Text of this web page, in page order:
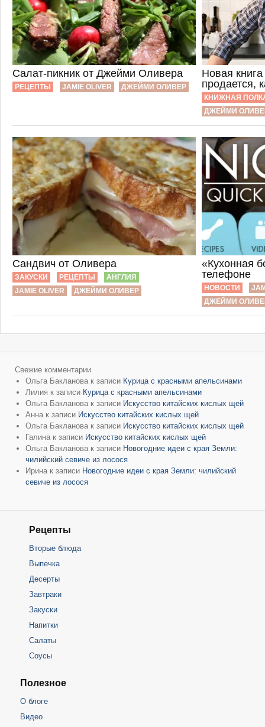
Салат-пикник от Джейми Оливера
РЕЦЕПТЫ JAMIE OLIVER ДЖЕЙМИ ОЛИВЕР
Новая
продается,
КНИЖНАЯ
ДЖЕЙМИ
Сандвич от Оливера
ЗАКУСКИ РЕЦЕПТЫ
АНГЛИЯ
JAMIE OLIVER
ДЖЕЙМИ ОЛИВЕР
«Кухонная
телефоне
НОВОСТИ
ДЖЕЙМИ
Свежие комментарии
Ольга Бакланова к записи Курица с красными апельсинами
Лилия к записи Курица с красными апельсинами
Ольга Бакланова к записи Искусство китайских кислых щей
Анна к записи Искусство китайских кислых щей
Ольга Бакланова к записи Искусство китайских кислых щей
Галина к записи Искусство китайских кислых щей
Ольга Бакланова к записи Новогодние идеи с края Земли:
чилийский севиче из лосося
Ирина к записи Новогодние идеи с края Земли: чилийский
севиче из лосося
Рецепты
Вторые блюда
Выпечка
Десерты
Завтраки
Закуски
Напитки
Салаты
Соусы
Полезное
О блоге
Видео